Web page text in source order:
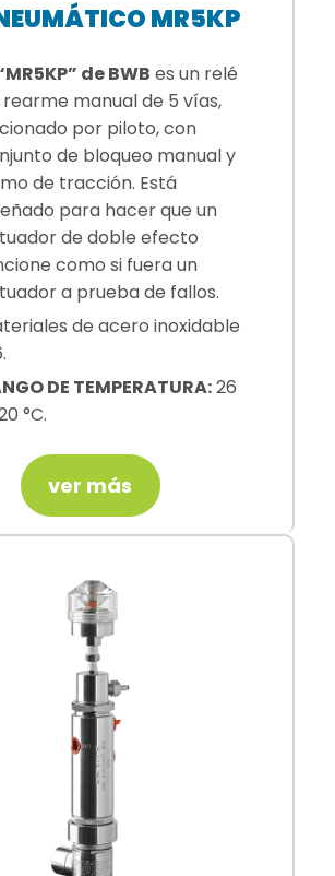
MR5KP
de BWB es un relé
manual de 5 vías,
por piloto, con
de bloqueo manual y
de tracción. Está
para hacer que un
de doble efecto
como si fuera un
a prueba de fallos.
de acero inoxidable
DE TEMPERATURA:26
°C.
ver más